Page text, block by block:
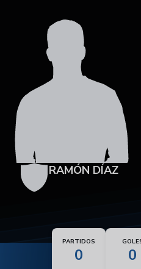
RAMÓN DÍAZ
PARTIDOS
0 0